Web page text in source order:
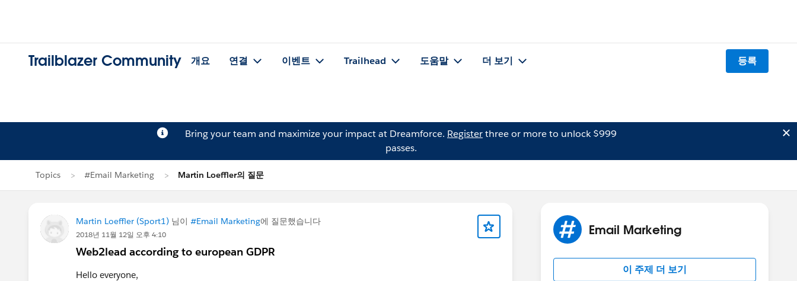
Trailblazer Community 개요 연결 이벤트 Trailhead 도움말 더 보기 등록
Bring your team and maximize your impact at Dreamforce. Registerthree or more to unlock $999
passes.
Topics #Email Marketing Martin Loeffler의 질문
Martin Loeffler (Sport1) 님이 #Email Marketing에 질문했습니다
2018년 11월 12일 오후 4:10
Web2lead according to european GDPR
Hello everyone,
Email Marketing
이 주제 더 보기